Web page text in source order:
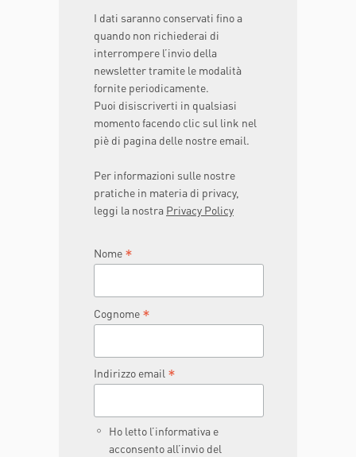
I dati saranno conservati fino a
quando non richiederai di
interrompere l’invio della
newsletter tramite le modalità
fornite periodicamente.
Puoi disiscriverti in qualsiasi
momento facendo clic sul link nel
piè di pagina delle nostre email.
Per informazioni sulle nostre
pratiche in materia di privacy,
leggi la nostra Privacy Policy
Nome *
Cognome *
Indirizzo email *
Ho letto l’informativa e
acconsento all’invio del